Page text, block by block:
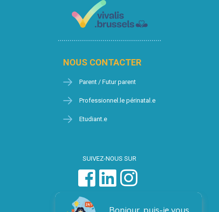
NOUS CONTACTER
Parent / Futur parent
Professionnel.le périnatal.e
Etudiant.e
SUIVEZ-NOUS SUR
Bonjour, puis-je vous